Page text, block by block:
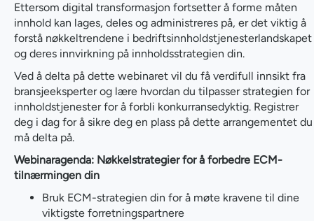
Ettersom digital transformasjon fortsetter å forme måten
innhold kan lages, deles og administreres på, er det viktig å
forstå nøkkeltrendene i bedriftsinnholdstjenesterlandskapet
og deres innvirkning på innholdsstrategien din.
Ved å delta på dette webinaret vil du få verdifull innsikt fra
bransjeeksperter og lære hvordan du tilpasser strategien for
innholdstjenester for å forbli konkurransedyktig. Registrer
deg i dag for å sikre deg en plass på dette arrangementet du
må delta på.
Webinaragenda: Nøkkelstrategier for å forbedre ECM-
tilnærmingen din
Bruk ECM-strategien din for å møte kravene til dine
viktigste forretningspartnere